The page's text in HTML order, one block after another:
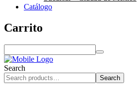
Catálogo
Carrito
e
a
r
c
Search
Search